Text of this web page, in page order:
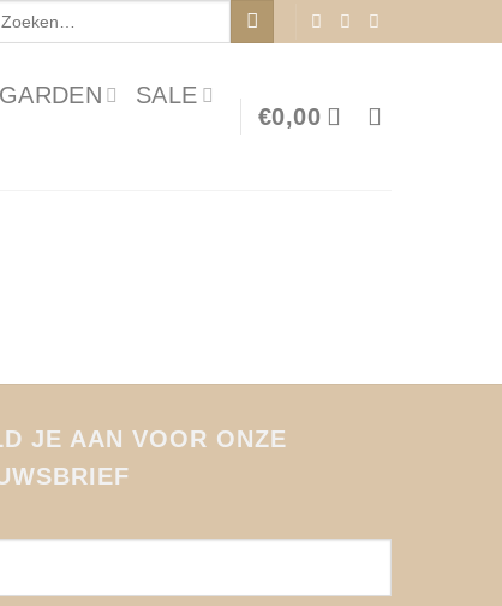
SALE
€0,00
JE AAN VOOR ONZE